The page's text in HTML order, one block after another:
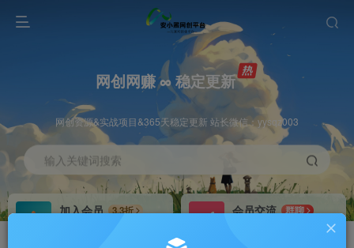
网创网赚 ∞ 稳定更新
网创资源&实战项目&365天稳定更新 站长微信：yysqz003
输入关键词搜索
加入会员
3.3折
会员交流
群聊